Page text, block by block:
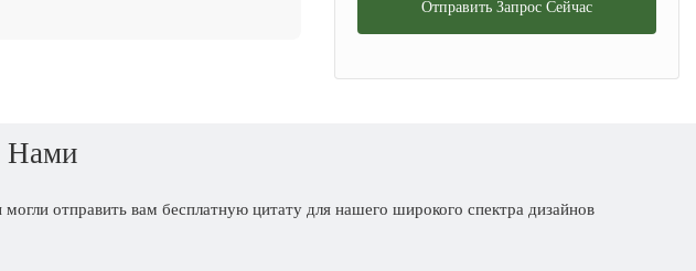
Отправить Запрос Сейчас
Нами
отправить вам бесплатную цитату для нашего широкого спектра дизайнов